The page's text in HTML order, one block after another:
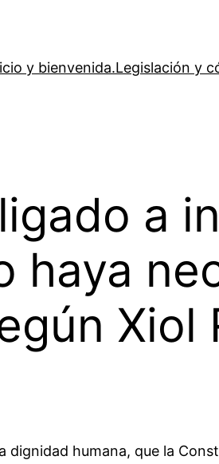
y bienvenida.Legislación y
a
haya
Xiol
humana, que la